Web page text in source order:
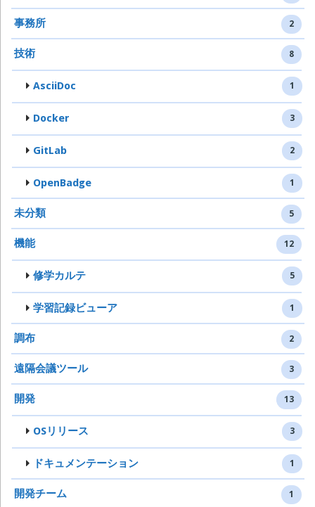
事務所 2
技術 8
AsciiDoc 1
Docker 3
GitLab 2
OpenBadge 1
未分類 5
機能 12
修学カルテ 5
学習記録ビューア 1
調布 2
遠隔会議ツール 3
開発 13
OSリリース 3
ドキュメンテーション 1
開発チーム 1